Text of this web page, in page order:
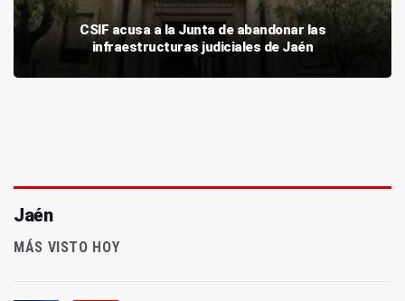
CSIF acusa a la Junta de abandonar las
infraestructuras judiciales de Jaén
Jaén
MÁS VISTO HOY